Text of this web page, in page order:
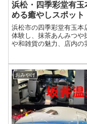
浜松・四季彩堂有
める癒やしスポット
浜松市の四季彩堂有玉本
体験し、抹茶あんみつや
や和雑貨の魅力、店内の
おみやげ